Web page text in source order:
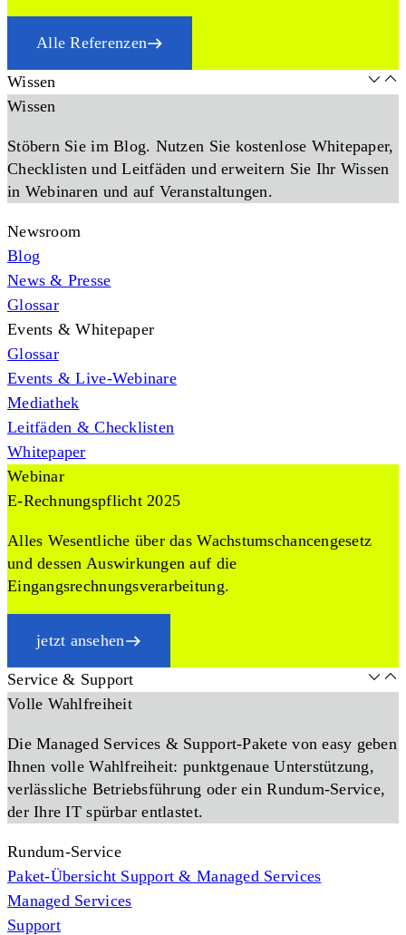
Alle Referenzen
Wissen
Wissen
Stöbern Sie im Blog. Nutzen Sie kostenlose Whitepaper,
Checklisten und Leitfäden und erweitern Sie Ihr Wissen
in Webinaren und auf Veranstaltungen.
Newsroom
Blog
News & Presse
Glossar
Events & Whitepaper
Glossar
Events & Live-Webinare
Mediathek
Leitfäden & Checklisten
Whitepaper
Webinar
E-Rechnungspflicht 2025
Alles Wesentliche über das Wachstumschancengesetz
und dessen Auswirkungen auf die
Eingangsrechnungsverarbeitung.
jetzt ansehen
Service & Support
Volle Wahlfreiheit
Die Managed Services & Support-Pakete von easy geben
Ihnen volle Wahlfreiheit: punktgenaue Unterstützung,
verlässliche Betriebsführung oder ein Rundum-Service,
der Ihre IT spürbar entlastet.
Rundum-Service
Paket-Übersicht Support & Managed Services
Managed Services
Support